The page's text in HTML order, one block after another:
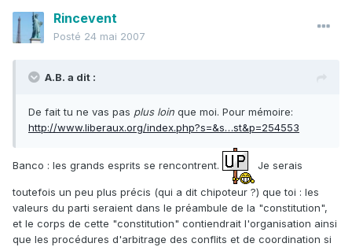
Rincevent
Posté 24 mai 2007
A.B. a dit :
De fait tu ne vas pas plus loin que moi. Pour mémoire:
http://www.liberaux.org/index.php?s=&s…st&p=254553
Banco : les grands esprits se rencontrent. Je serais
toutefois un peu plus précis (qui a dit chipoteur ?) que toi : les
valeurs du parti seraient dans le préambule de la "constitution",
et le corps de cette "constitution" contiendrait l'organisation ainsi
que les procédures d'arbitrage des conflits et de coordination si